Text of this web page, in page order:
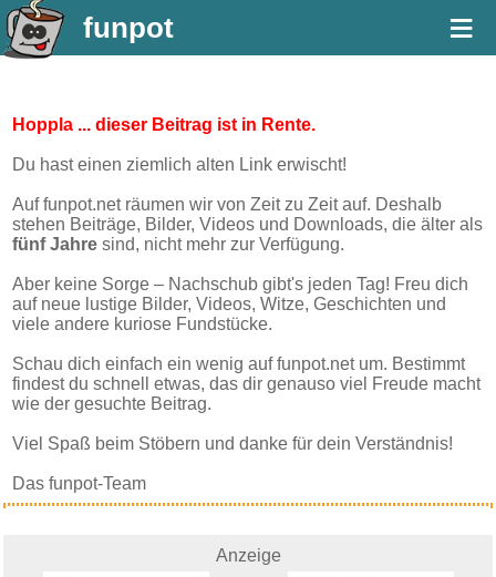
funpot ≡
Hoppla ... dieser Beitrag ist in Rente.
Du hast einen ziemlich alten Link erwischt!
Auf funpot.net räumen wir von Zeit zu Zeit auf. Deshalb
stehen Beiträge, Bilder, Videos und Downloads, die älter als
fünf Jahre sind, nicht mehr zur Verfügung.
Aber keine Sorge – Nachschub gibt's jeden Tag! Freu dich
auf neue lustige Bilder, Videos, Witze, Geschichten und
viele andere kuriose Fundstücke.
Schau dich einfach ein wenig auf funpot.net um. Bestimmt
findest du schnell etwas, das dir genauso viel Freude macht
wie der gesuchte Beitrag.
Viel Spaß beim Stöbern und danke für dein Verständnis!
Das funpot-Team
Anzeige